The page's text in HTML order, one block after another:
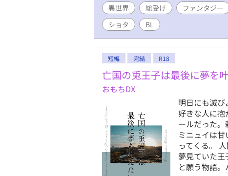
叩き出す高
のハルキを
まれ、対人
ル。３年前
へ盲目的な熱
ｏ．１ホスト
がけぬ事態
なったミチル
ある提案が
面白おかし
ミチルを乱
愛憎、欲望
は。
異世界 総受け ファンタジー
ショタ
BL
短編 完結 R18
亡国の兎王子は最後に夢を
おもちDX
明日にも滅
好きな人に抱
ールだった。
ミニュイは
ってくる。
夢見ていた
と願う物語。